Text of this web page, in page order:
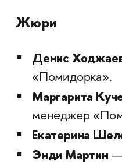
Жюри
Денис
«Помидорка».
Маргарита
менеджер
Екатерина
Энди Мартин —